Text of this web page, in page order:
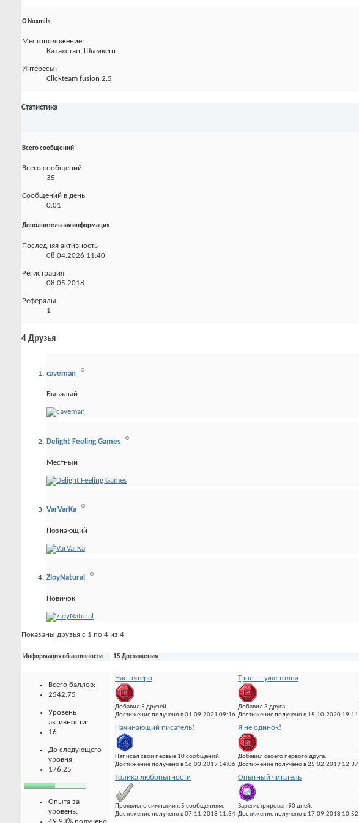
О Noxmils
Местоположение:
Казахстан, Шымкент
Интересы:
Clickteam fusion 2.5
Статистика
Всего сообщений
Всего сообщений
35
Сообщений в день
0.01
Дополнительная информация
Последняя активность
08.04.2026 11:40
Регистрация
08.05.2018
Рефералы
1
4 Друзья
caveman
Бывалый
Delight Feeling Games
Местный
VarVarKa
Познающий
ZloyNatural
Новичок
Показаны друзья с 1 по 4 из 4
Информация об активности
Всего баллов:
2542.75
Уровень
активности:
16
До следующего
уровня:
176.25
Опыта за
уровень:
49.93% получено
15 Достижения
Нас пятеро
Добавил 5 друзей.
Достижение получено в 01.09.2021 09:16
Трое — уже толпа
Добавил 3 друга.
Достижение получено в 15.10.2020 19:11
Начинающий писатель!
Написал свои первые 10 сообщений.
Достижение получено в 16.03.2019 14:06
Я не одинок!
Добавил своего первого друга.
Достижение получено в 25.02.2019 12:37
Толика любопытности
Проявлено симпатии к 5 сообщениям.
Достижение получено в 07.11.2018 11:34
Опытный читатель
Зарегистрирован 90 дней.
Достижение получено в 17.09.2018 10:52